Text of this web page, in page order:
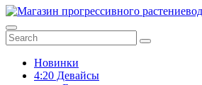
Новинки
4:20 Девайсы